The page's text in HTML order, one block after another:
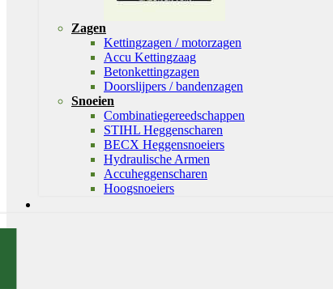
Zagen
Kettingzagen / motorzagen
Accu Kettingzaag
Betonkettingzagen
Doorslijpers / bandenzagen
Snoeien
Combinatiegereedschappen
STIHL Heggenscharen
BECX Heggensnoeiers
Hydraulische Armen
Accuheggenscharen
Hoogsnoeiers